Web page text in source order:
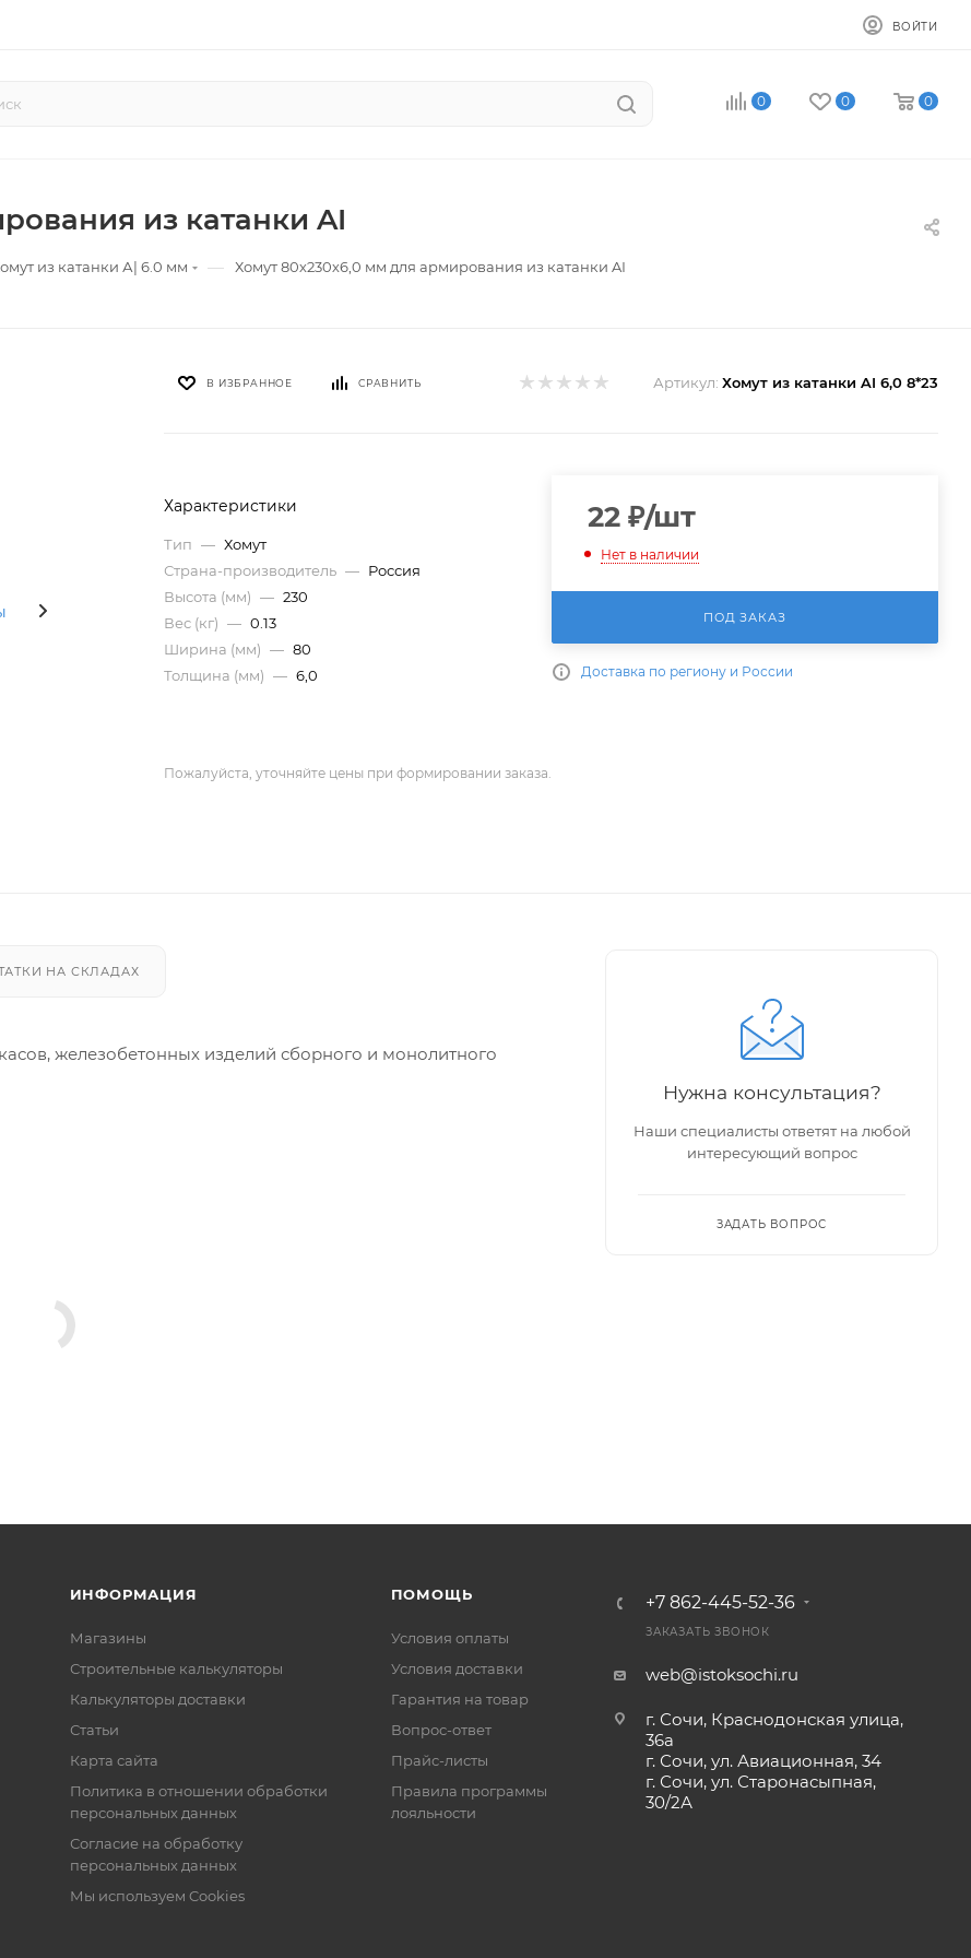
ВОЙТИ
0 0 0
из катанки AI
из катанки А| 6.0 мм — Хомут 80х230х6,0 мм для армирования из катанки AI
В ИЗБРАННОЕ СРАВНИТЬ Артикул: Хомут из катанки AI 6,0 8*23
Характеристики
Тип — Хомут
Страна-производитель — Россия
Высота (мм) — 230
Вес (кг) — 0.13
Ширина (мм) — 80
Толщина (мм) — 6,0
22₽/шт
Нет в наличии
ПОД ЗАКАЗ
Доставка по региону и России
Пожалуйста, уточняйте цены при формировании заказа.
НА СКЛАДАХ
железобетонных изделий сборного и монолитного
Нужна консультация?
Наши специалисты ответят на любой
интересующий вопрос
ЗАДАТЬ ВОПРОС
ИНФОРМАЦИЯ
Магазины
Строительные калькуляторы
Калькуляторы доставки
Статьи
Карта сайта
Политика в отношении обработки
персональных данных
Согласие на обработку
персональных данных
Мы используем Cookies
ПОМОЩЬ
Условия оплаты
Условия доставки
Гарантия на товар
Вопрос-ответ
Прайс-листы
Правила программы
лояльности
+7 862-445-52-36
ЗАКАЗАТЬ ЗВОНОК
web@istoksochi.ru
г. Сочи, Краснодонская улица,
36а
г. Сочи, ул. Авиационная, 34
г. Сочи, ул. Старонасыпная,
30/2А